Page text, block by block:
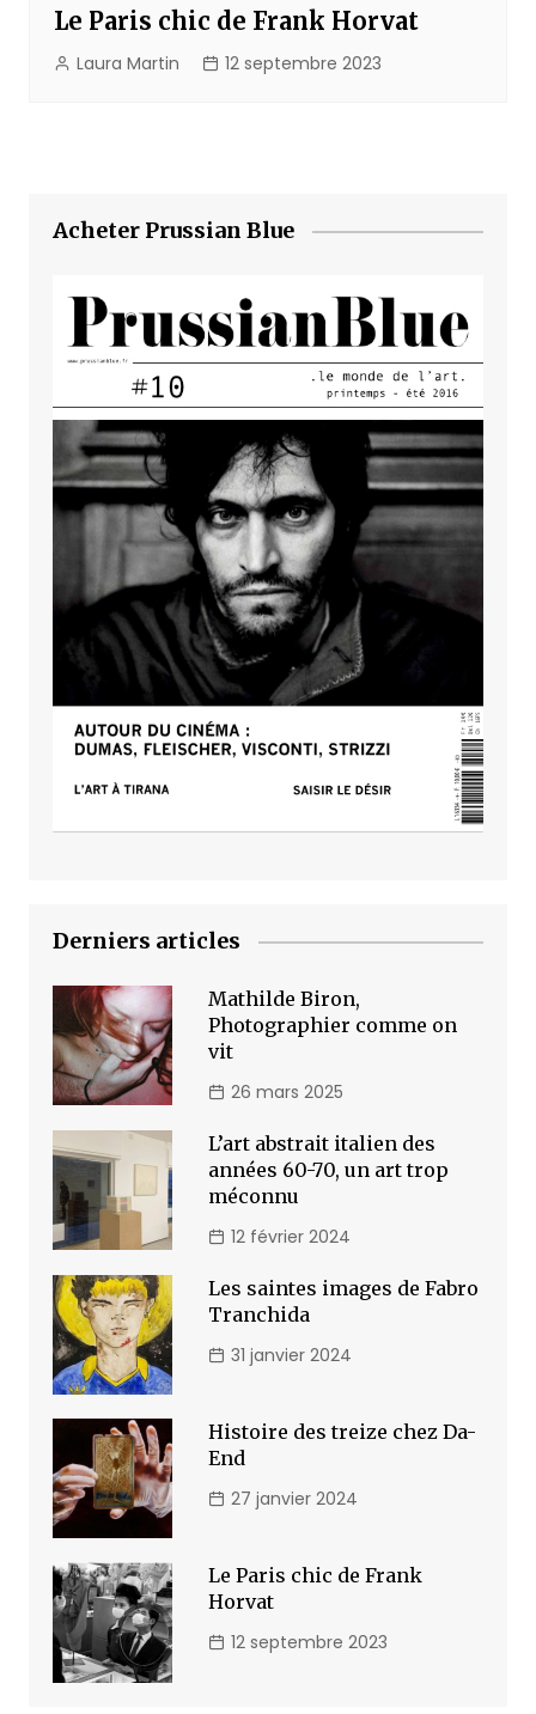
Le Paris chic de Frank Horvat
Laura Martin 12 septembre 2023
Acheter Prussian Blue
Derniers articles
Mathilde Biron,
Photographier comme on
vit
26 mars 2025
L’art abstrait italien des
années 60-70, un art trop
méconnu
12 février 2024
Les saintes images de Fabro
Tranchida
31 janvier 2024
Histoire des treize chez Da-
End
27 janvier 2024
Le Paris chic de Frank
Horvat
12 septembre 2023